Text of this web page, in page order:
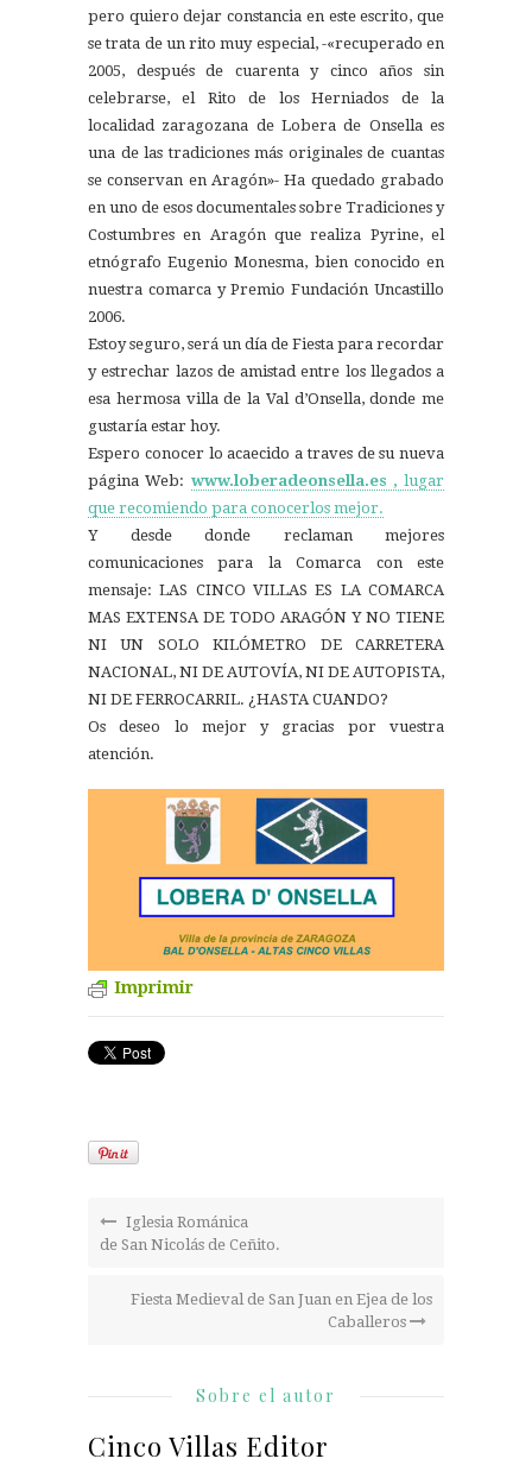
pero quiero dejar constancia en este escrito, que
se trata de un rito muy especial, -«recuperado en
2005, después de cuarenta y cinco años sin
celebrarse, el Rito de los Herniados de la
localidad zaragozana de Lobera de Onsella es
una de las tradiciones más originales de cuantas
se conservan en Aragón»- Ha quedado grabado
en uno de esos documentales sobre Tradiciones y
Costumbres en Aragón que realiza Pyrine, el
etnógrafo Eugenio Monesma, bien conocido en
nuestra comarca y Premio Fundación Uncastillo
2006.
Estoy seguro, será un día de Fiesta para recordar
y estrechar lazos de amistad entre los llegados a
esa hermosa villa de la Val d’Onsella, donde me
gustaría estar hoy.
Espero conocer lo acaecido a traves de su nueva
página Web: www.loberadeonsella.es , lugar
que recomiendo para conocerlos mejor.
Y desde donde reclaman mejores
comunicaciones para la Comarca con este
mensaje: LAS CINCO VILLAS ES LA COMARCA
MAS EXTENSA DE TODO ARAGÓN Y NO TIENE
NI UN SOLO KILÓMETRO DE CARRETERA
NACIONAL, NI DE AUTOVÍA, NI DE AUTOPISTA,
NI DE FERROCARRIL. ¿HASTA CUANDO?
Os deseo lo mejor y gracias por vuestra
atención.
Imprimir
Iglesia Románica
de San Nicolás de Ceñito.
Fiesta Medieval de San Juan en Ejea de los
Caballeros
Sobre el autor
Cinco Villas Editor